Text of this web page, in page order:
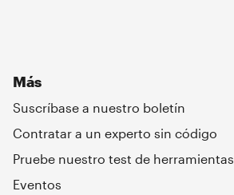
Más
Suscríbase a nuestro boletín
Contratar a un experto sin código
Pruebe nuestro test de herramientas
Eventos